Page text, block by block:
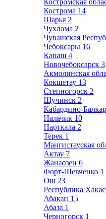
Костромская
Кострома 14
Шарья 2
Чухлома 2
Чувашская
Чебоксары 16
Канаш 4
Новочебоксарск 3
Акмолинская
Кокшетау 13
Степногорск 2
Щучинск 2
Кабардино-
Нальчик 10
Нарткала 2
Терек 1
Мангистауская
Актау 7
Жанаозен 6
Форт-Шевченко 1
Ош 23
Республика
Абакан 15
Абаза 1
Черногорск 1